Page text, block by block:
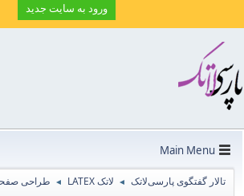
ورود به سایت جدید
Main Menu
تالار گفتگوی پارسی‌لاتک ◄ لاتک LATEX ◄ طراحی